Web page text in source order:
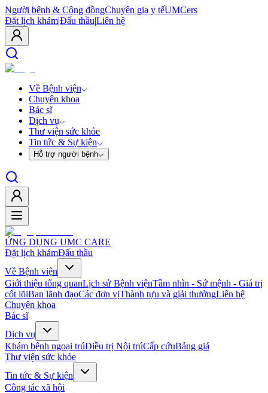
Người bệnh & Cộng đồngChuyên gia y tếUMCers
Đặt lịch khám|Đấu thầu|Liên hệ
Về Bệnh viện
Chuyên khoa
Bác sĩ
Dịch vụ
Thư viện sức khỏe
Tin tức & Sự kiện
Hỗ trợ người bệnh
ỨNG DỤNG UMC CARE
Đặt lịch khámĐấu thầu
Về Bệnh viện
Giới thiệu tổng quanLịch sử Bệnh việnTầm nhìn - Sứ mệnh - Giá trị
cốt lõiBan lãnh đạoCác đơn vịThành tựu và giải thưởngLiên hệ
Chuyên khoa
Bác sĩ
Dịch vụ
Khám bệnh ngoại trúĐiều trị Nội trúCấp cứuBảng giá
Thư viện sức khỏe
Tin tức & Sự kiện
Công tác xã hội